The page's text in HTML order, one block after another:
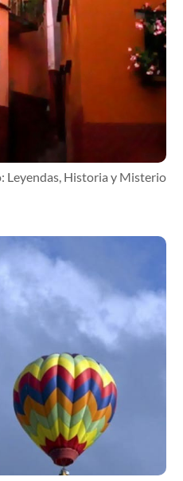
Leyendas, Historia y Misterio